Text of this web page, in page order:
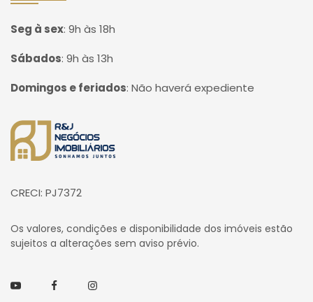
Seg à sex: 9h às 18h
Sábados: 9h às 13h
Domingos e feriados: Não haverá expediente
Página inicial
CRECI: PJ7372
Os valores, condições e disponibilidade dos imóveis estão
sujeitos a alterações sem aviso prévio.
YoutubeFacebookInstagram